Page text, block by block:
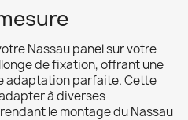
Nassau panel sur votre
de fixation, offrant une
adaptation parfaite. Cette
à diverses
le montage du Nassau